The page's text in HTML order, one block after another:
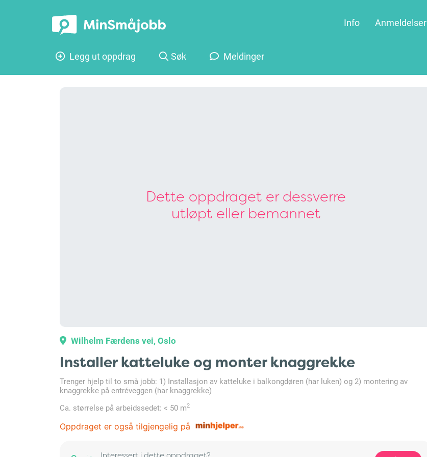
Info Anmeldelser
Legg ut oppdrag Søk Meldinger
Dette oppdraget er dessverre
utløpt eller bemannet
Wilhelm Færdens vei, Oslo
Installer katteluke og monter knaggrekke
Trenger hjelp til to små jobb: 1) Installasjon av katteluke i balkongdøren (har luken) og 2) montering av
knaggrekke på entréveggen (har knaggrekke)
Ca. størrelse på arbeidssedet: < 50 m2
Oppdraget er også tilgjengelig på